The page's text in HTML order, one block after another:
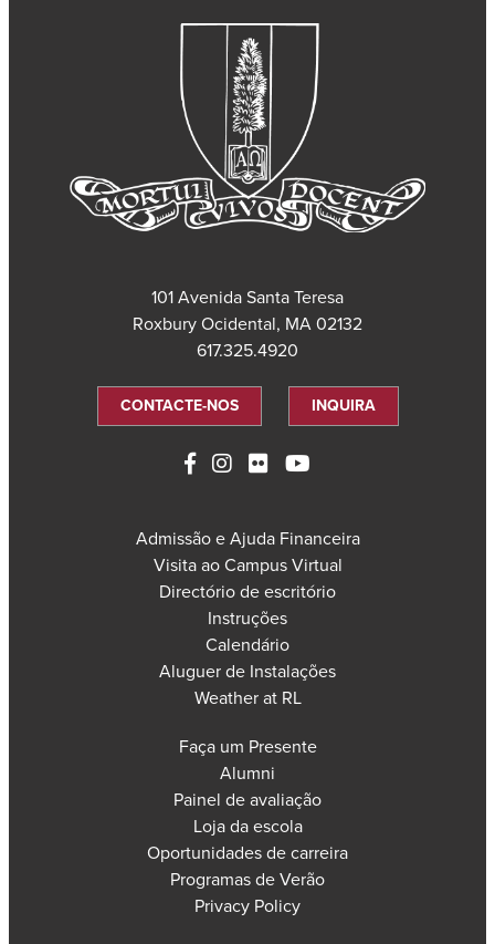
101 Avenida Santa Teresa
Roxbury Ocidental, MA 02132
617.325.4920
CONTACTE-NOS INQUIRA
Admissão e Ajuda Financeira
Visita ao Campus Virtual
Directório de escritório
Instruções
Calendário
Aluguer de Instalações
Weather at RL
Faça um Presente
Alumni
Painel de avaliação
Loja da escola
Oportunidades de carreira
Programas de Verão
Privacy Policy